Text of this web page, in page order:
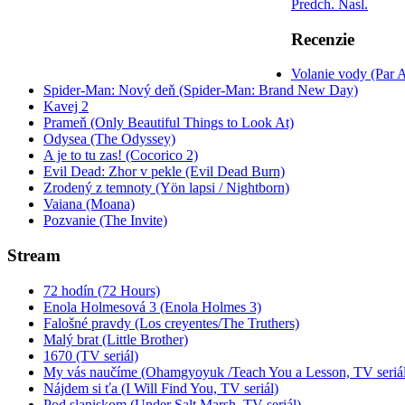
Predch. Nasl.
Recenzie
Volanie vody (Par
Spider-Man: Nový deň (Spider-Man: Brand New Day)
Kavej 2
Prameň (Only Beautiful Things to Look At)
Odysea (The Odyssey)
A je to tu zas! (Cocorico 2)
Evil Dead: Zhor v pekle (Evil Dead Burn)
Zrodený z temnoty (Yön lapsi / Nightborn)
Vaiana (Moana)
Pozvanie (The Invite)
Stream
72 hodín (72 Hours)
Enola Holmesová 3 (Enola Holmes 3)
Falošné pravdy (Los creyentes/The Truthers)
Malý brat (Little Brother)
1670 (TV seriál)
My vás naučíme (Ohamgyoyuk /Teach You a Lesson, TV
Nájdem si ťa (I Will Find You, TV seriál)